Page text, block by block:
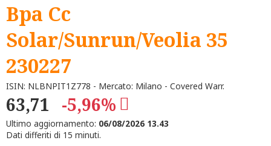
Bpa Cc
Solar/Sunrun/Veolia 35
230227
ISIN: NLBNPIT1Z778 - Mercato: Milano - Covered Warr.
63,71 -5,96%
Ultimo aggiornamento: 06/08/2026 13.43
Dati differiti di 15 minuti.